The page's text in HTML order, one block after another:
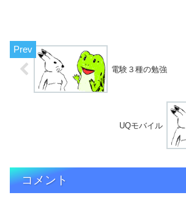
電験３種の勉強
UQモバイル
コメント